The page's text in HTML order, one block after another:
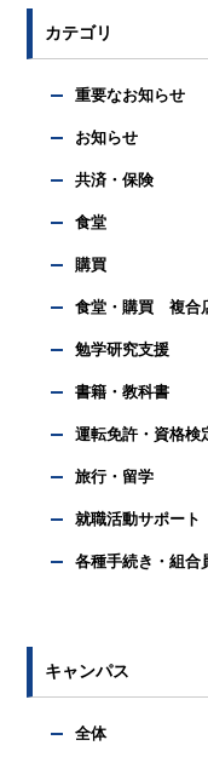
カテゴリ
重要なお知らせ
お知らせ
共済・保険
食堂
購買
食堂・購買 複合
勉学研究支援
書籍・教科書
運転免許・資格検
旅行・留学
就職活動サポート
各種手続き・組合
キャンパス
全体